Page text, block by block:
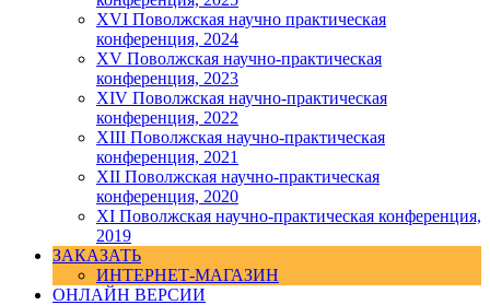
XVI Поволжская научно практическая
конференция, 2024
ХV Поволжская научно-практическая
конференция, 2023
ХIV Поволжская научно-практическая
конференция, 2022
ХIII Поволжская научно-практическая
конференция, 2021
ХII Поволжская научно-практическая
конференция, 2020
XI Поволжская научно-практическая конференция,
2019
ЗАКАЗАТЬ
ИНТЕРНЕТ-МАГАЗИН
ОНЛАЙН ВЕРСИИ